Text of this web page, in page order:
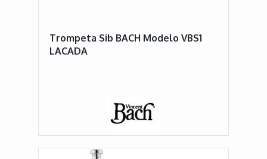
Trompeta Sib BACH Modelo VBS1
LACADA